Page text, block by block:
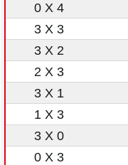
0 X 4
3 X 3
3 X 2
2 X 3
3 X 1
1 X 3
3 X 0
0 X 3